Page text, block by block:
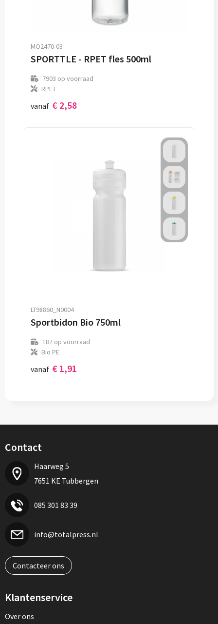
MO2470-03
SPORTTLE - RPET fles 500ml
7903 op voorraad
RPET
vanaf € 2,58
LT98860_N0004
Sportbidon Bio 750ml
187op voorraad
Bio PE
vanaf € 1,91
Contact
Haarweg 5
7651 KE Tubbergen
085 301 83 39
info@totalpress.nl
Contacteer ons
Klantenservice
Over ons